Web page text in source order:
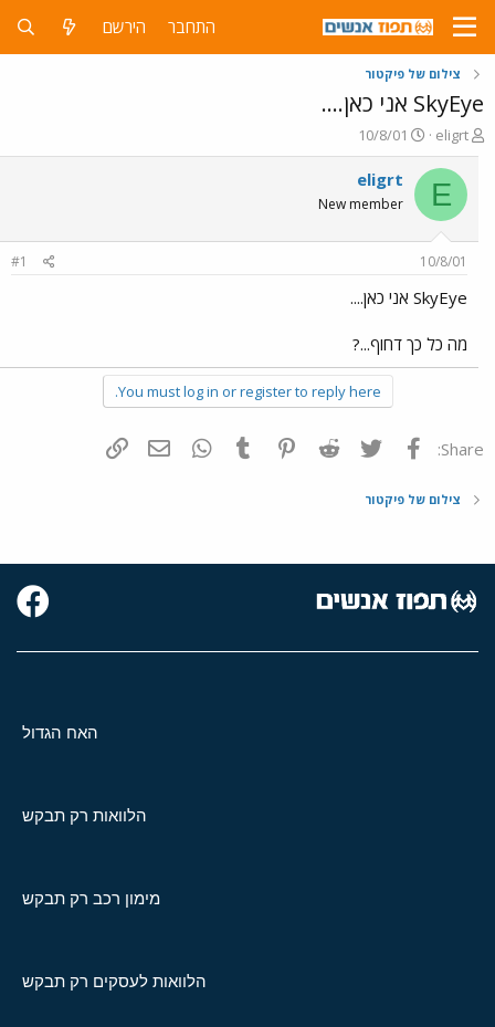
התחבר הירשם
צילום של פיקטור
SkyEye אני כאן....
פ
ו
ת
ח
ה
ש
א
eligrt
פ
ו
ר
ר
10/8/01
E
eligrt
New member
10/8/01
#1
SkyEye אני כאן....
מה כל כך דחוף...?
You must log in or register to reply here.
Share: פייסבוק Twitter
Reddit
Pinterest
Tumblr
WhatsAppדואר אלקטרוני
צילום של פיקטור
האח הגדול
הלוואות רק תבקש
מימון רכב רק תבקש
הלוואות לעסקים רק תבקש